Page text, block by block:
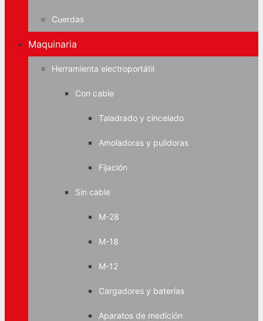
Cuerdas
Maquinaria
Herramienta electroportátil
Con cable
Taladrado y cincelado
Amoladoras y pulidoras
Fijación
Sin cable
M-28
M-18
M-12
Cargadores y baterías
Aparatos de medición